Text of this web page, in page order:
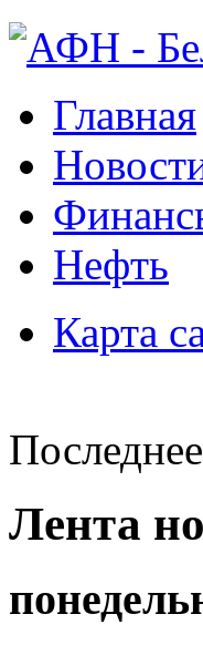
Главная
Нефть
Карта
Лента